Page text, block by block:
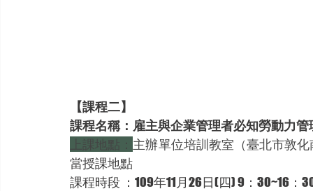
【課程二】
課程名稱：雇主與企業管理者必知勞動力
上課地點： 主辦單位培訓教室（臺北市敦化
當授課地點
課程時段 ：109年11月26日(四) 9：30~16：